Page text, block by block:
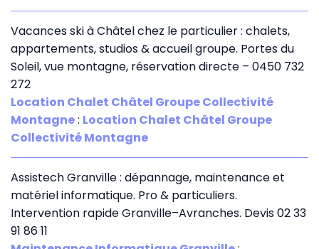
Vacances ski à Châtel chez le particulier : chalets,
appartements, studios & accueil groupe. Portes du
Soleil, vue montagne, réservation directe – 0450 732
272
Location Chalet Châtel Groupe Collectivité
Montagne: Location Chalet Châtel Groupe
Collectivité Montagne
Assistech Granville : dépannage, maintenance et
matériel informatique. Pro & particuliers.
Intervention rapide Granville–Avranches. Devis 02 33
91 86 11